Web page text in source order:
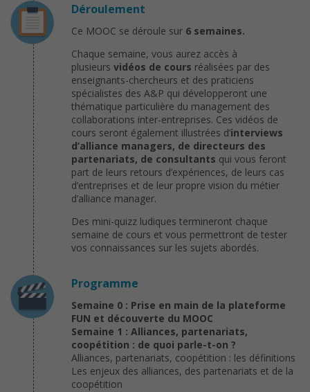
Déroulement
Ce MOOC se déroule sur 6 semaines.
Chaque semaine, vous aurez accès à
plusieurs vidéos de cours réalisées par des
enseignants-chercheurs et des praticiens
spécialistes des A&P qui développeront une
thématique particulière du management des
collaborations inter-entreprises. Ces vidéos de
cours seront également illustrées d’interviews
d’alliance managers, de directeurs des
partenariats, de consultants qui vous feront
part de leurs retours d’expériences, de leurs cas
d’entreprises et de leur propre vision du métier
d’alliance manager.
Des mini-quizz ludiques termineront chaque
semaine de cours et vous permettront de tester
vos connaissances sur les sujets abordés.
Programme
Semaine 0 : Prise en main de la plateforme
FUN et découverte du MOOC
Semaine 1 : Alliances, partenariats,
coopétition : de quoi parle-t-on ?
Alliances, partenariats, coopétition : les définitions
Les enjeux des alliances, des partenariats et de la
coopétition